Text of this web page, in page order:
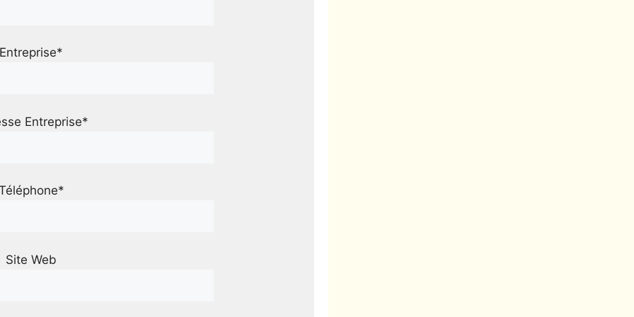
Entreprise*
Entreprise*
Site Web